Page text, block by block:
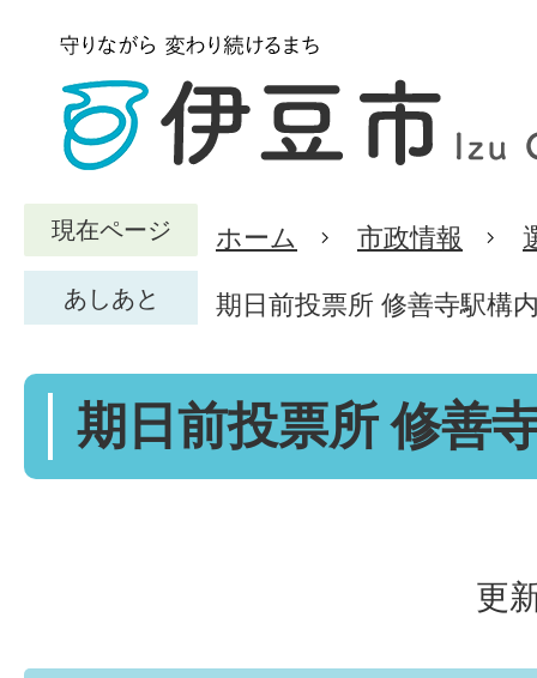
現在ページ ホーム 市政情報
あしあと 期日前投票所 修善寺駅構
期日前投票所 修善
更